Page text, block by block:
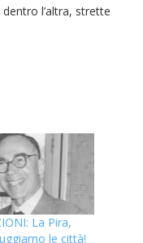
l’altra, strette
La Pira,
le città!